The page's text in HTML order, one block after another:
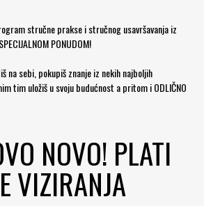
stručne prakse i stručnog usavršavanja iz
PONUDOM!
na sebi, pokupiš znanje iz nekih najboljih
tim uložiš u svoju budućnost a pritom i ODLIČNO
NOVO! PLATI
VIZIRANJA